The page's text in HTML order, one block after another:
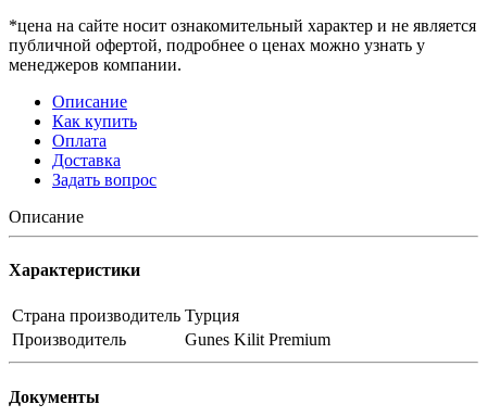
*цена на сайте носит ознакомительный характер и не является
публичной офертой, подробнее о ценах можно узнать у
менеджеров компании.
Описание
Как купить
Оплата
Доставка
Задать вопрос
Описание
Характеристики
Страна производитель Турция
Производитель
Gunes Kilit Premium
Документы